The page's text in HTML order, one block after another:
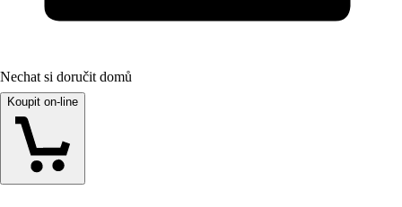
Nechat si doručit domů
Koupit on-line